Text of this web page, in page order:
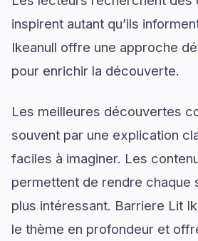
inspirent autant qu’ils
Ikeanull offre une approche
pour enrichir la découverte.
Les meilleures découvertes
souvent par une explication
faciles à imaginer. Les
permettent de rendre chaque
plus intéressant. Barriere Lit
le thème en profondeur et